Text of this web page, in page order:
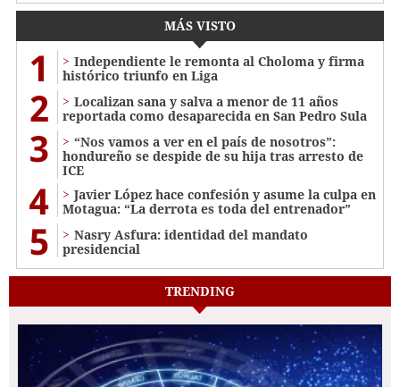
MÁS VISTO
1
Independiente le remonta al Choloma y firma
histórico triunfo en Liga
2
Localizan sana y salva a menor de 11 años
reportada como desaparecida en San Pedro Sula
3
“Nos vamos a ver en el país de nosotros”:
hondureño se despide de su hija tras arresto de
ICE
4
Javier López hace confesión y asume la culpa en
Motagua: “La derrota es toda del entrenador”
5
Nasry Asfura: identidad del mandato
presidencial
TRENDING